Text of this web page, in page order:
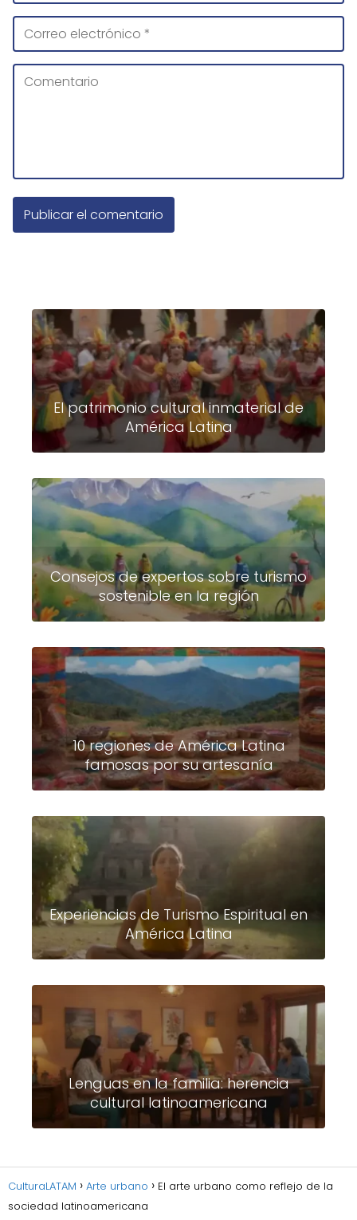
El patrimonio cultural inmaterial de
América Latina
Consejos de expertos sobre turismo
sostenible en la región
10 regiones de América Latina
famosas por su artesanía
Experiencias de Turismo Espiritual en
América Latina
Lenguas en la familia: herencia
cultural latinoamericana
CulturaLATAM Arte urbano
El arte urbano como reflejo de la
sociedad latinoamericana